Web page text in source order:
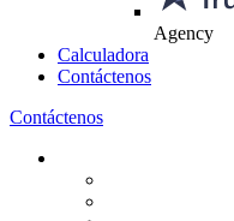
Agency
Calculadora
Contáctenos
Contáctenos